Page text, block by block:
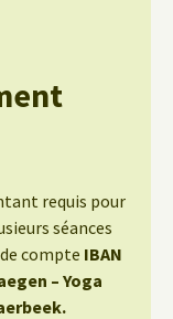
requis pour
séances
compte IBAN
– Yoga